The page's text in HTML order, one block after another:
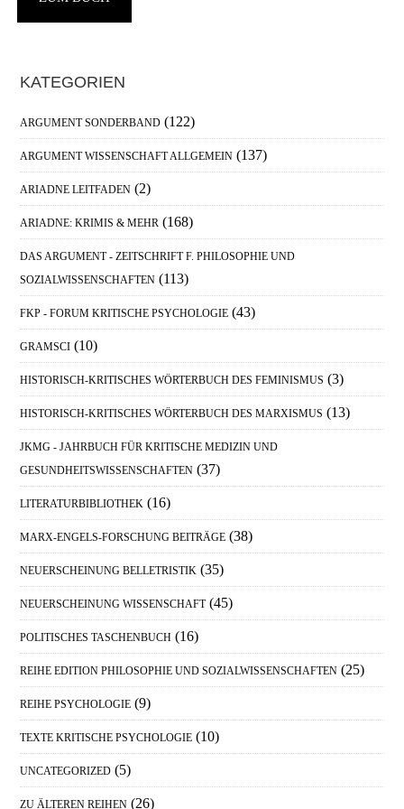
Haupt-
Sidebar
KATEGORIEN
ARGUMENT SONDERBAND (122)
ARGUMENT WISSENSCHAFT ALLGEMEIN (137)
ARIADNE LEITFADEN (2)
ARIADNE: KRIMIS & MEHR (168)
DAS ARGUMENT - ZEITSCHRIFT F. PHILOSOPHIE UND
SOZIALWISSENSCHAFTEN (113)
FKP - FORUM KRITISCHE PSYCHOLOGIE (43)
GRAMSCI (10)
HISTORISCH-KRITISCHES WÖRTERBUCH DES FEMINISMUS (3)
HISTORISCH-KRITISCHES WÖRTERBUCH DES MARXISMUS (13)
JKMG - JAHRBUCH FÜR KRITISCHE MEDIZIN UND
GESUNDHEITSWISSENSCHAFTEN (37)
LITERATURBIBLIOTHEK (16)
MARX-ENGELS-FORSCHUNG BEITRÄGE (38)
NEUERSCHEINUNG BELLETRISTIK (35)
NEUERSCHEINUNG WISSENSCHAFT (45)
POLITISCHES TASCHENBUCH (16)
REIHE EDITION PHILOSOPHIE UND SOZIALWISSENSCHAFTEN (25)
REIHE PSYCHOLOGIE (9)
TEXTE KRITISCHE PSYCHOLOGIE (10)
UNCATEGORIZED (5)
ZU ÄLTEREN REIHEN (26)